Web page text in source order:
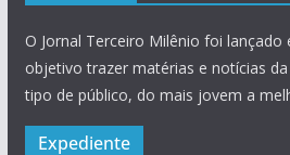
O Jornal Terceiro Milênio foi
objetivo trazer matérias e notícias
tipo de público, do mais jovem a
Expediente